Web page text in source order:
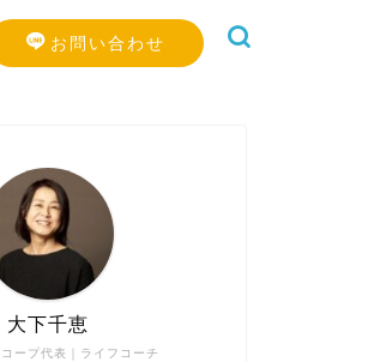
お問い合わせ
ープ代表｜ライフコーチ
大下千恵